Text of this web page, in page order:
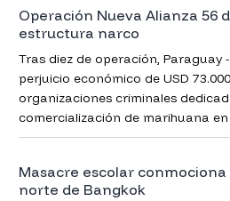
Operación Nueva Alianza 56 dio un duro
estructura narco
Tras diez de operación, Paraguay
perjuicio económico de USD
organizaciones criminales
comercialización de marihuana en
Masacre escolar
norte de Bangkok